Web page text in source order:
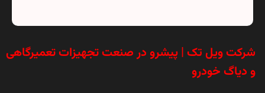
شرکت ویل تک | پیشرو در صنعت تجهیزات تعمیرگاهی
و دیاگ خودرو